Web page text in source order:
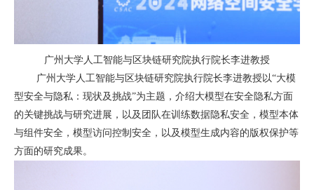
广州大学人工智能与区块链研究院执行院长李进教授
广州大学人工智能与区块链研究院执行院长李进教授以“大模
型安全与隐私：现状及挑战”为主题，介绍大模型在安全隐私方面
的关键挑战与研究进展，以及团队在训练数据隐私安全，模型本体
与组件安全，模型访问控制安全，以及模型生成内容的版权保护等
方面的研究成果。